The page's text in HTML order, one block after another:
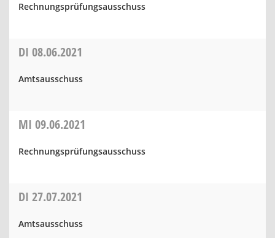
Rechnungsprüfungsausschuss
DI 08.06.2021
Amtsausschuss
MI 09.06.2021
Rechnungsprüfungsausschuss
DI 27.07.2021
Amtsausschuss